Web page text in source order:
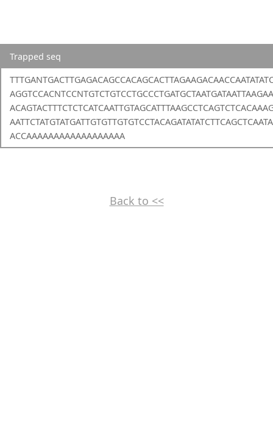
Trapped seq
ACCAAAAAAAAAAAAAAAAAA
Back to <<